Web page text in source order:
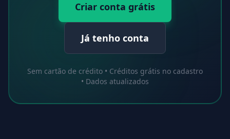
Criar conta grátis
Já tenho conta
Sem cartão de crédito • Créditos grátis no cadastro
• Dados atualizados